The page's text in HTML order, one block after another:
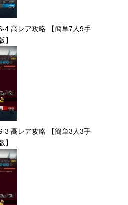
4 高レア攻略 【簡単7人9手
】
3 高レア攻略 【簡単3人3手
】